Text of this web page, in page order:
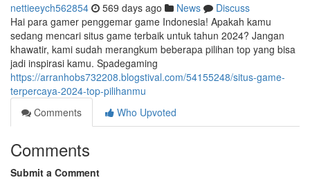
nettieeych562854 569 days ago News
Discuss
Hai para gamer penggemar game Indonesia! Apakah kamu
sedang mencari situs game terbaik untuk tahun 2024? Jangan
khawatir, kami sudah merangkum beberapa pilihan top yang bisa
jadi inspirasi kamu. Spadegaming
https://arranhobs732208.blogstival.com/54155248/situs-game-
terpercaya-2024-top-pilihanmu
Comments
Who Upvoted
Comments
Submit a Comment